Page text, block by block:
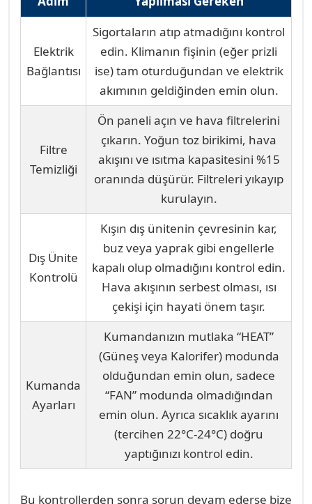
kontrolleri yapmanızı öneririz:
Elektrik
Bağlantısı
Sigortaların atıp atmadığını kontrol
edin. Klimanın fişinin (eğer prizli
ise) tam oturduğundan ve elektrik
akımının geldiğinden emin olun.
Filtre
Temizliği
Ön paneli açın ve hava filtrelerini
çıkarın. Yoğun toz birikimi, hava
akışını ve ısıtma kapasitesini %15
oranında düşürür. Filtreleri yıkayıp
kurulayın.
Dış Ünite
Kontrolü
Kışın dış ünitenin çevresinin kar,
buz veya yaprak gibi engellerle
kapalı olup olmadığını kontrol edin.
Hava akışının serbest olması, ısı
çekişi için hayati önem taşır.
Kumanda
Ayarları
Kumandanızın mutlaka “HEAT”
(Güneş veya Kalorifer) modunda
olduğundan emin olun, sadece
“FAN” modunda olmadığından
emin olun. Ayrıca sıcaklık ayarını
(tercihen 22°C-24°C) doğru
yaptığınızı kontrol edin.
Bu kontrollerden sonra sorun devam ederse bize